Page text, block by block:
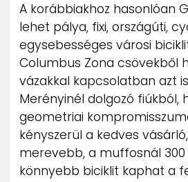
A korábbiakhoz hasonlóan
lehet pálya, fixi, országúti,
egysebességes városi
Columbus Zona csövekből
vázakkal kapcsolatban azt
Merényinél dolgozó fiúkból,
geometriai
kényszerül a kedves
merevebb, a muffosnál
könnyebb biciklit kaphat a